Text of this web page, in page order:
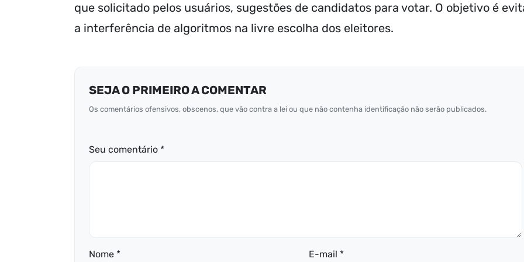
que solicitado pelos usuários, sugestões de candidatos para votar. O objetivo é
a interferência de algoritmos na livre escolha dos eleitores.
SEJA O PRIMEIRO A COMENTAR
Os comentários ofensivos, obscenos, que vão contra a lei ou que não contenha identificação não serão publicados.
Seu comentário *
Nome * E-mail *